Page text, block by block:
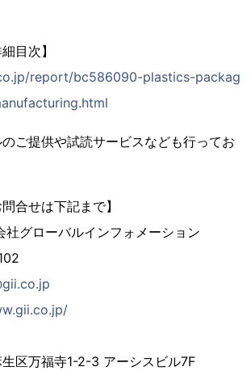
目次】
report/bc586090-plastics-packag
ご提供や試読サービスなども行ってお
合せは下記まで】
社グローバルインフォメーション
区万福寺1-2-3 アーシスビル7F